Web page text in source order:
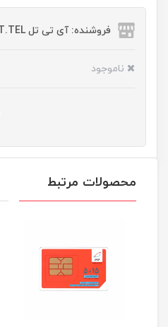
فروشنده: آی تی تل I.T.TEL
ناموجود
محصولات مرتبط